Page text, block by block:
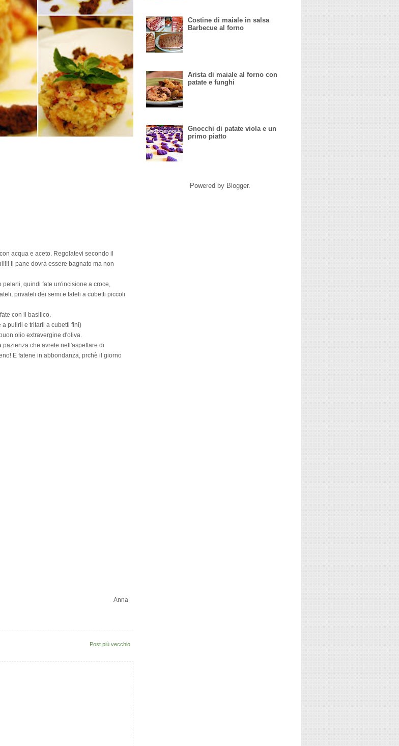
acqua e aceto. Regolatevi secondo il
Il pane dovrà essere bagnato ma non
pelarli, quindi fate un'incisione a croce,
privateli dei semi e fateli a cubetti piccoli
con il basilico.
pulirli e tritarli a cubetti fini)
olio extravergine d'oliva.
che avrete nell'aspettare di
E fatene in abbondanza, prchè il giorno
Anna
Post più vecchio
Costine di maiale in salsa
Barbecue al forno
Arista di maiale al forno con
patate e funghi
Gnocchi di patate viola e un
primo piatto
Powered by Blogger.